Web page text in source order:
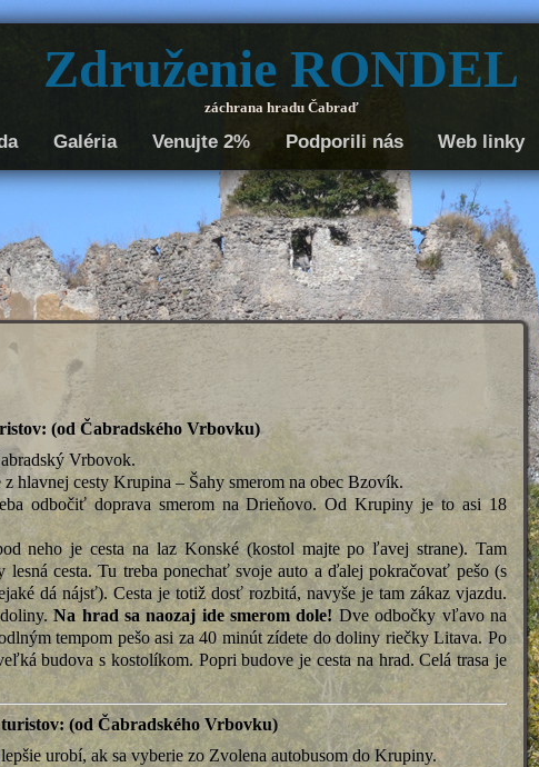
Združenie RONDEL
záchrana hradu Čabraď
Galéria Venujte 2% Podporili nás Web linky
(od Čabradského Vrbovku)
Vrbovok.
hlavnej cesty Krupina – Šahy smerom na obec Bzovík.
odbočiť doprava smerom na Drieňovo. Od Krupiny je to asi 18
neho je cesta na laz Konské (kostol majte po ľavej strane). Tam
cesta. Tu treba ponechať svoje auto a ďalej pokračovať pešo (s
dá nájsť). Cesta je totiž dosť rozbitá, navyšeje tam zákaz vjazdu.
Na hrad sa naozaj ide smerom dole! Dve odbočky vľavo na
tempom pešo asi za 40 minút zídete do doliny riečky Litava. Po
budova s kostolíkom. Popri budove je cesta na hrad. Celá trasa je
(od Čabradského Vrbovku)
urobí, ak sa vyberie zo Zvolena autobusom do Krupiny.